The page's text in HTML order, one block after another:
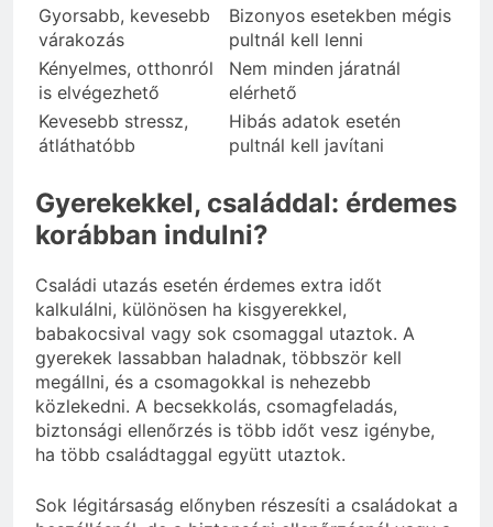
Gyorsabb, kevesebb
várakozás
Bizonyos esetekben mégis
pultnál kell lenni
Kényelmes, otthonról
is elvégezhető
Nem minden járatnál
elérhető
Kevesebb stressz,
átláthatóbb
Hibás adatok esetén
pultnál kell javítani
Gyerekekkel, családdal: érdemes
korábban indulni?
Családi utazás esetén érdemes extra időt
kalkulálni, különösen ha kisgyerekkel,
babakocsival vagy sok csomaggal utaztok. A
gyerekek lassabban haladnak, többször kell
megállni, és a csomagokkal is nehezebb
közlekedni. A becsekkolás, csomagfeladás,
biztonsági ellenőrzés is több időt vesz igénybe,
ha több családtaggal együtt utaztok.
Sok légitársaság előnyben részesíti a családokat a